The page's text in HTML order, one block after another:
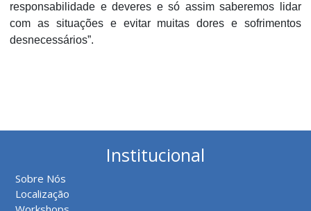
responsabilidade e deveres e só assim saberemos lidar
com as situações e evitar muitas dores e sofrimentos
desnecessários”.
Institucional
Sobre Nós
Localização